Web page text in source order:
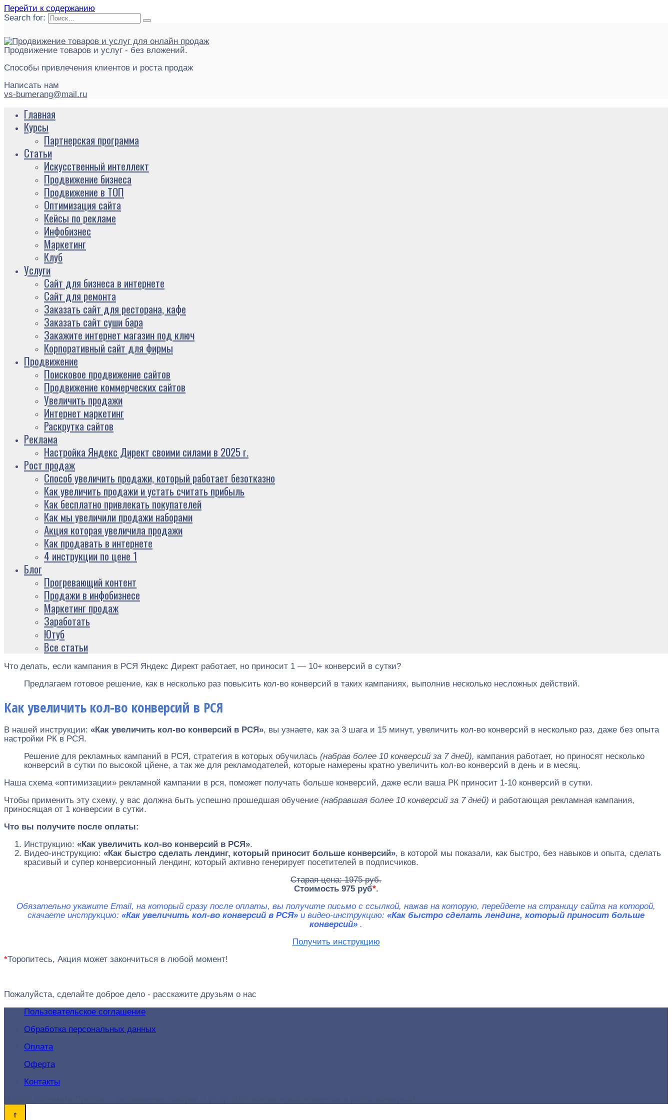
Перейти к содержанию
Search for:
Продвижение товаров и услуг - без вложений.
Способы привлечения клиентов и роста продаж
Написать нам
vs-bumerang@mail.ru
Главная
Курсы
Партнерская программа
Статьи
Искусственный интеллект
Продвижение бизнеса
Продвижение в ТОП
Оптимизация сайта
Кейсы по рекламе
Инфобизнес
Маркетинг
Клуб
Услуги
Сайт для бизнеса в интернете
Сайт для ремонта
Заказать сайт для ресторана, кафе
Заказать сайт суши бара
Закажите интернет магазин под ключ
Корпоративный сайт для фирмы
Продвижение
Поисковое продвижение сайтов
Продвижение коммерческих сайтов
Увеличить продажи
Интернет маркетинг
Раскрутка сайтов
Реклама
Настройка Яндекс Директ своими силами в 2025 г.
Рост продаж
Способ увеличить продажи, который работает безотказно
Как увеличить продажи и устать считать прибыль
Как бесплатно привлекать покупателей
Как мы увеличили продажи наборами
Акция которая увеличила продажи
Как продавать в интернете
4 инструкции по цене 1
Блог
Прогревающий контент
Продажи в инфобизнесе
Маркетинг продаж
Заработать
Ютуб
Все статьи
Что делать, если кампания в РСЯ Яндекс Директ работает, но приносит 1 — 10+ конверсий в сутки?
Предлагаем готовое решение, как в несколько раз повысить кол-во конверсий в таких кампаниях, выполнив несколько несложных действий.
Как увеличить кол-во конверсий в РСЯ
В нашей инструкции: «Как увеличить кол-во конверсий в РСЯ», вы узнаете, как за 3 шага и 15 минут, увеличить кол-во конверсий в несколько раз, даже без опыта
настройки РК в РСЯ.
Решение для рекламных кампаний в РСЯ, стратегия в которых обучилась (набрав более 10 конверсий за 7 дней), кампания работает, но приносят несколько
конверсий в сутки по высокой цйене, а так же для рекламодателей, которые намерены кратно увеличить кол-во конверсий в день и в месяц.
Наша схема «оптимизации» рекламной кампании в рся, поможет получать больше конверсий, даже если ваша РК приносит 1-10 конверсий в сутки.
Чтобы применить эту схему, у вас должна быть успешно прошедшая обучение (набравшая более 10 конверсий за 7 дней) и работающая рекламная кампания,
приносящая от 1 конверсии в сутки.
Что вы получите после оплаты:
Инструкцию: «Как увеличить кол-во конверсий в РСЯ».
Видео-инструкцию: «Как быстро сделать лендинг, который приносит больше конверсий», в которой мы показали, как быстро, без навыков и опыта, сделать
красивый и супер конверсионный лендинг, который активно генерирует посетителей в подписчиков.
Старая цена: 1975 руб.
Стоимость 975 руб*.
Обязательно укажите Email, на который сразу после оплаты, вы получите письмо с ссылкой, нажав на которую, перейдете на страницу сайта на которой,
скачаете инструкцию: «Как увеличить кол-во конверсий в РСЯ» и видео-инструкцию: «Как быстро сделать лендинг, который приносит больше
конверсий» .
Получить инструкцию
*Торопитесь, Акция может закончиться в любой момент!
Пожалуйста, сделайте доброе дело - расскажите друзьям о нас
Пользовательское соглашение
Обработка персональных данных
Оплата
Оферта
Контакты